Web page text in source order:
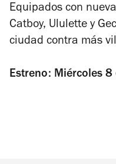
Equipados con
Catboy, Ululette y
ciudad contra más
Estreno: Miércoles 8